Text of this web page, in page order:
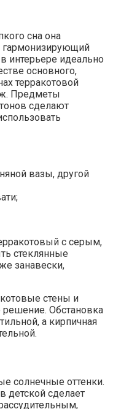
сна она
гармонизирующий
интерьере идеально
основного,
терракотовой
Предметы
сделают
вазы, другой
с серым,
стеклянные
занавески,
стены и
Обстановка
а кирпичная
солнечные оттенки.
детской сделает